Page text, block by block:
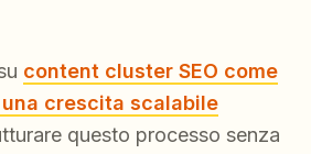
content cluster SEO come
crescita scalabile
questo processo senza